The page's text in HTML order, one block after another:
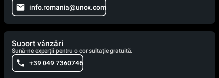
info.romania@unox.com
Suport vânzări
Sună-ne experții pentru o consultație gratuită.
+39 049 7360746